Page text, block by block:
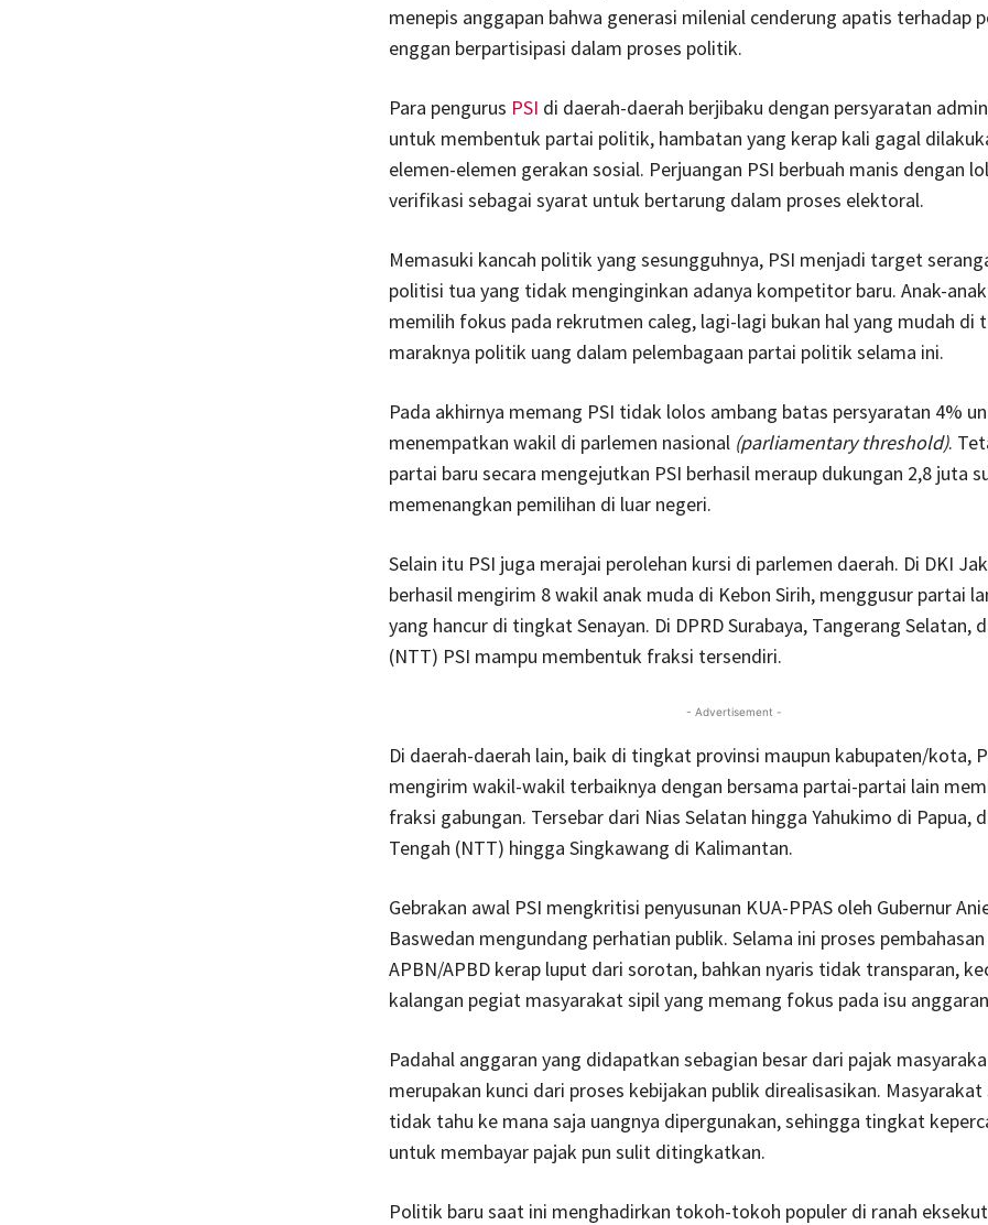
menepis anggapan bahwa generasi milenial cenderung apatis terhadap
enggan berpartisipasi dalam proses politik.
Para pengurus PSI di daerah-daerah berjibaku dengan persyaratan
untuk membentuk partai politik, hambatan yang kerap kali gagal
elemen-elemen gerakan sosial. Perjuangan PSI berbuah manis dengan
verifikasi sebagai syarat untuk bertarung dalam proses elektoral.
Memasuki kancah politik yang sesungguhnya, PSI menjadi target
politisi tua yang tidak menginginkan adanya kompetitor baru. Anak-
memilih fokus pada rekrutmen caleg, lagi-lagi bukan hal yang mudah di
maraknya politik uang dalam pelembagaan partai politik selama ini.
Pada akhirnya memang PSI tidak lolos ambang batas persyaratan 4%
menempatkan wakil di parlemen nasional (parliamentary threshold).
partai baru secara mengejutkan PSI berhasil meraup dukungan 2,8 juta
memenangkan pemilihan di luar negeri.
Selain itu PSI juga merajai perolehan kursi di parlemen daerah. Di DKI
berhasil mengirim 8 wakil anak muda di Kebon Sirih, menggusur partai
yang hancur di tingkat Senayan. Di DPRD Surabaya, Tangerang Selatan,
(NTT) PSI mampu membentuk fraksi tersendiri.
- Advertisement -
Di daerah-daerah lain, baik di tingkat provinsi maupun kabupaten/kota,
mengirim wakil-wakil terbaiknya dengan bersama partai-partai lain
fraksi gabungan. Tersebar dari Nias Selatan hingga Yahukimo di Papua,
Tengah (NTT) hingga Singkawang di Kalimantan.
Gebrakan awal PSI mengkritisi penyusunan KUA-PPAS oleh Gubernur
Baswedan mengundang perhatian publik. Selama ini proses pembahasan
APBN/APBD kerap luput dari sorotan, bahkan nyaris tidak transparan,
kalangan pegiat masyarakat sipil yang memang fokus pada isu
Padahal anggaran yang didapatkan sebagian besar dari pajak
merupakan kunci dari proses kebijakan publik direalisasikan.
tidak tahu ke mana saja uangnya dipergunakan, sehingga tingkat
untuk membayar pajak pun sulit ditingkatkan.
Politik baru saat ini menghadirkan tokoh-tokoh populer di ranah